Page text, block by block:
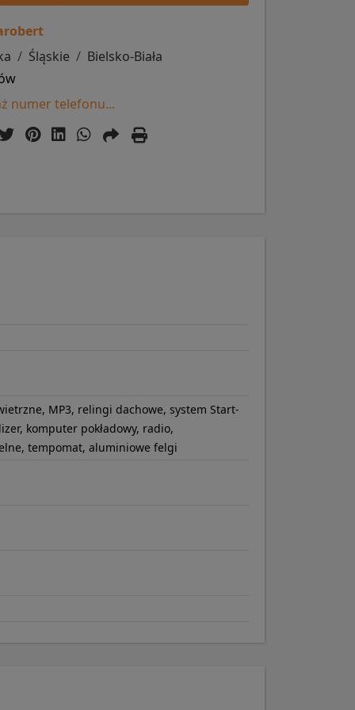
Śląskie
Bielsko-Biała
numer telefonu...
MP3, relingi dachowe, system Start-
komputer pokładowy, radio,
tempomat, aluminiowe felgi